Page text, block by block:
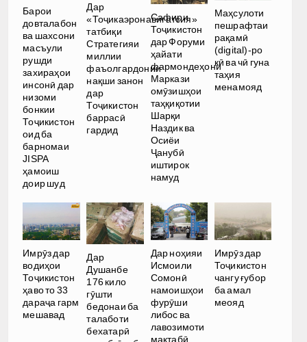
Барои
довталабон
ва шахсони
масъули
рушди
захираҳои
инсонӣ дар
низоми
бонкии
Тоҷикистон
оид ба
барномаи
JISPA
ҳамоиш
доир шуд
Дар
«Тоҷикаэронавигатсия»
татбиқи
Стратегияи
миллии
фаъолгардонии
нақши занон
дар
Тоҷикистон
баррасӣ
гардид
Сафири
Тоҷикистон
дар Форуми
ҳайати
фармондеҳони
Маркази
омӯзишҳои
таҳқиқотии
Шарқи
Наздик ва
Осиёи
Ҷанубӣ
иштирок
намуд
Маҳсулоти
пешрафтаи
рақамӣ
(digital)-ро
кӣ ва чӣ гуна
таҳия
менамояд
Имрӯз дар
водиҳои
Тоҷикистон
ҳаво то 33
дараҷа гарм
мешавад
Дар
Душанбе
176 кило
гӯшти
бедонаи ба
талаботи
бехатарӣ
Дар ноҳияи
Исмоили
Сомонӣ
намоишҳои
фурӯши
либос ва
лавозимоти
мактабӣ
Имрӯз дар
Тоҷикистон
чангу ғубор
ба амал
меояд